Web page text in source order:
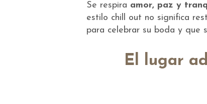
Se respira amor, paz y
estilo chill out no significa
para celebrar su boda y que
El lugar